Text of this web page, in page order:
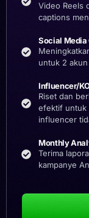
Video Reels
captions
Social
untuk 2
Influencer/
Riset dan
efektif untuk
influencer
Monthly
Terima
kampanye